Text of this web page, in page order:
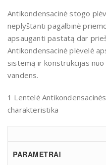
Antikondensacinė stogo
neplyštanti pagalbinė
apsauganti pastatą dar
Antikondensacinė plėvelė
sistemą ir konstrukcijas
vandens.
1 Lentelė
charakteristika
PARAMETRAI